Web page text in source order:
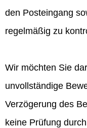
den Posteingang
regelmäßig zu
Wir möchten Sie
unvollständige
Verzögerung des
keine Prüfung